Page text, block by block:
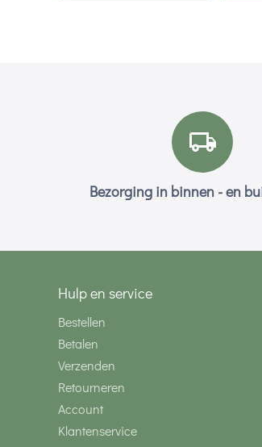
Bezorging in binnen - en
Hulp en service
Bestellen
Betalen
Verzenden
Retourneren
Account
Klantenservice